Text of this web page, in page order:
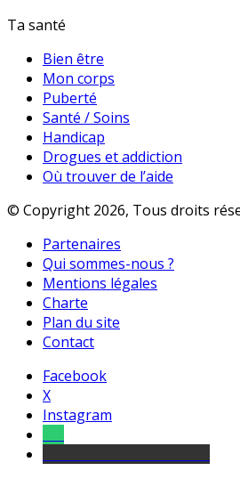
Ta santé
Bien être
Mon corps
Puberté
Santé / Soins
Handicap
Drogues et addiction
Où trouver de l’aide
© Copyright 2026, Tous droits
Partenaires
Qui sommes-nous ?
Mentions légales
Charte
Plan du site
Contact
Facebook
X
Instagram